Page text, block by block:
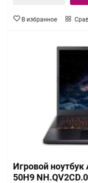
В избранное
Игровой
50H9